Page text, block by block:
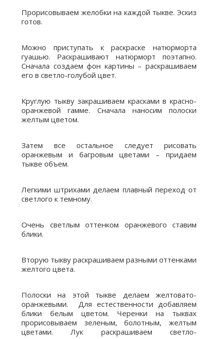
Прорисовываем желобки на каждой тыкве. Эскиз
готов.
Можно приступать к раскраске натюрморта
гуашью. Раскрашивают натюрморт поэтапно.
Сначала создаем фон картины – раскрашиваем
его в светло-голубой цвет.
Круглую тыкву закрашиваем красками в красно-
оранжевой гамме. Сначала наносим полоски
желтым цветом.
Затем все остальное следует рисовать
оранжевым и багровым цветами – придаем
тыкве объем.
Легкими штрихами делаем плавный переход от
светлого к темному.
Очень светлым оттенком оранжевого ставим
блики.
Вторую тыкву раскрашиваем разными оттенками
желтого цвета.
Полоски на этой тыкве делаем желтовато-
оранжевыми. Для естественности добавляем
блики белым цветом. Черенки на тыквах
прорисовываем зеленым, болотным, желтым
цветами. Лук раскрашиваем светло-